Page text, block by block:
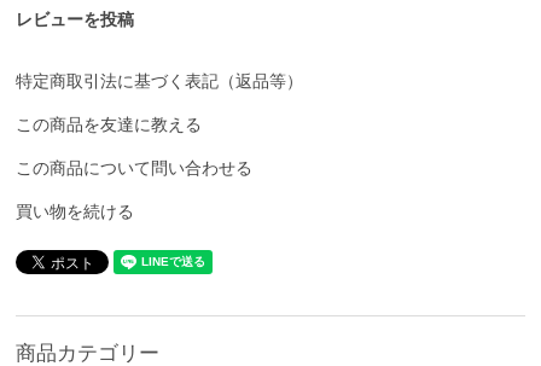
レビューを投稿
特定商取引法に基づく表記（返品等）
この商品を友達に教える
この商品について問い合わせる
買い物を続ける
商品カテゴリー